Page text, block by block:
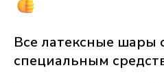
Все латексные шары
специальным